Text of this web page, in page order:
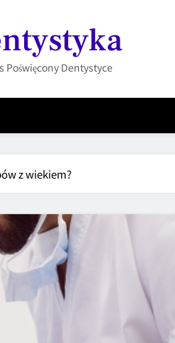
Poświęcony Dentystyce
z wiekiem?